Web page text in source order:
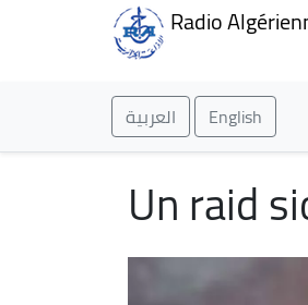
Radio
العربية English
Un raid